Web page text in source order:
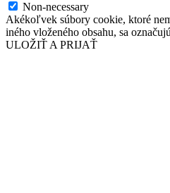
Non-necessary
Akékoľvek súbory cookie, ktoré
iného vloženého obsahu, sa
ULOŽIŤ A PRIJAŤ